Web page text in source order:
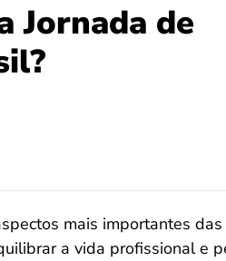
Jornada de
mais importantes
a vida profissional e